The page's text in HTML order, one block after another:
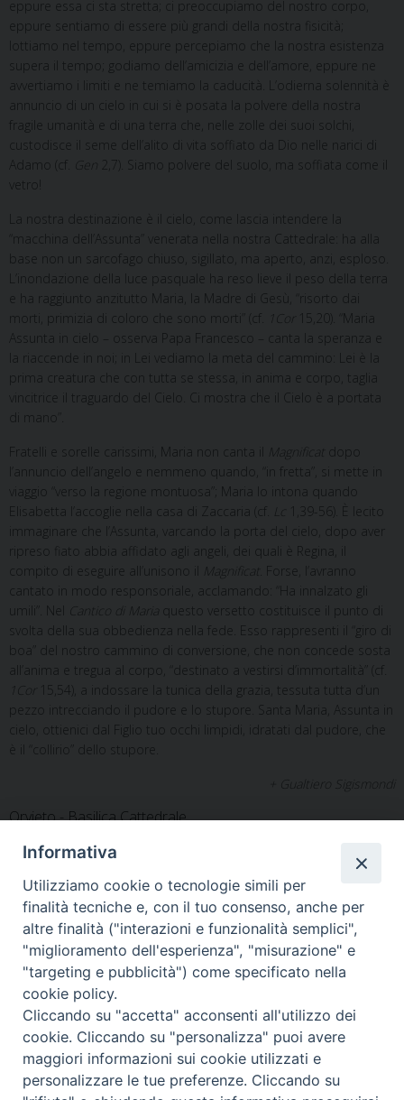
eppure essa ci sta stretta; ci preoccupiamo del nostro corpo,
eppure sentiamo di essere più grandi della nostra fisicità;
lottiamo nel tempo, eppure percepiamo che la nostra esistenza
supera il tempo; godiamo dell’amicizia e dell’amore, eppure ne
avvertiamo i limiti e ne temiamo la caducità. L’odierna solennità è
annuncio di un cielo in cui si è posata la polvere della nostra
fragile umanità e di una terra che, nelle zolle dei suoi solchi,
custodisce il seme dell’alito di vita soffiato da Dio nelle narici di
Adamo (cf.
Gen
2,7). Siamo polvere del suolo, ma soffiata come il
vetro!
La nostra destinazione è il cielo, come lascia intendere la
“macchina dell’Assunta” venerata nella nostra Cattedrale: ha alla
base non un sarcofago chiuso, sigillato, ma aperto, anzi, esploso.
L’inondazione della luce pasquale ha reso lieve il peso della terra
e ha raggiunto anzitutto Maria, la Madre di Gesù, “risorto dai
morti, primizia di coloro che sono morti” (cf.
1Cor
15,20). “Maria
Assunta in cielo – osserva Papa Francesco – canta la speranza e
la riaccende in noi; in Lei vediamo la meta del cammino: Lei è la
prima creatura che con tutta se stessa, in anima e corpo, taglia
vincitrice il traguardo del Cielo. Ci mostra che il Cielo è a portata
di mano”.
Fratelli e sorelle carissimi, Maria non canta il
Magnificat
dopo
l’annuncio dell’angelo e nemmeno quando, “in fretta”, si mette in
viaggio “verso la regione montuosa”; Maria lo intona quando
Elisabetta l’accoglie nella casa di Zaccaria (cf.
1,39-56). È lecito
immaginare che l’Assunta, varcando la porta del cielo, dopo aver
ripreso fiato abbia affidato agli angeli, dei quali è Regina, il
compito di eseguire all’unisono il
Magnificat
. Forse, l’avranno
cantato in modo responsoriale, acclamando: “Ha innalzato gli
umili”. Nel
Cantico di Maria
questo versetto costituisce il punto di
svolta della sua obbedienza nella fede. Esso rappresenti il “giro di
boa” del nostro cammino di conversione, che non concede sosta
all’anima e tregua al corpo, “destinato a vestirsi d’immortalità” (cf.
1Cor
15,54), a indossare la tunica della grazia, tessuta tutta d’un
pezzo intrecciando il pudore e lo stupore. Santa Maria, Assunta in
cielo, ottienici dal Figlio tuo occhi limpidi, idratati dal pudore, che
è il “collirio” dello stupore.
+ Gualtiero Sigismondi
Orvieto - Basilica Cattedrale
Home Il Vescovo Diocesi Pastorale
Liturgia
Beni Culturali
Modulistica
Casa dioc. di Spagliagrano Webmail
Informativa
Utilizziamo cookie o tecnologie simili per
finalità tecniche e, con il tuo consenso, anche per
altre finalità ("interazioni e funzionalità semplici",
"miglioramento dell'esperienza", "misurazione" e
"targeting e pubblicità") come specificato nella
cookie policy.
Cliccando su "accetta" acconsenti all'utilizzo dei
cookie. Cliccando su "personalizza" puoi avere
maggiori informazioni sui cookie utilizzati e
personalizzare le tue preferenze. Cliccando su